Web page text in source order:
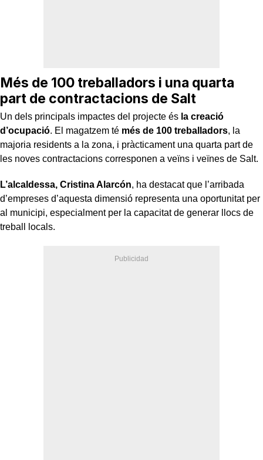
Més de 100 treballadors i una quarta
part de contractacions de Salt
Un dels principals impactes del projecte és la creació
d’ocupació. El magatzem té més de 100 treballadors, la
majoria residents a la zona, i pràcticament una quarta part de
les noves contractacions corresponen a veïns i veïnes de Salt.
L’alcaldessa, Cristina Alarcón, ha destacat que l’arribada
d’empreses d’aquesta dimensió representa una oportunitat per
al municipi, especialment per la capacitat de generar llocs de
treball locals.